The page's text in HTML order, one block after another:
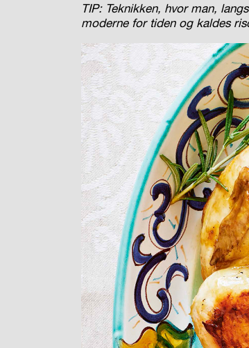
TIP: Teknikken, hvor man,
moderne for tiden og kaldes